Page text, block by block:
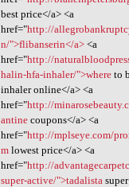
best price</a> <a
href="http://
n/">flibanserin</a><a
href="http://
halin-hfa-inhaler/">whereto
inhaler online</a> <a
href="http://
antinecoupons</a> <a
href="http://mplseye.com/
mlowest price</a> <a
href="http://
super-active/">tadalista